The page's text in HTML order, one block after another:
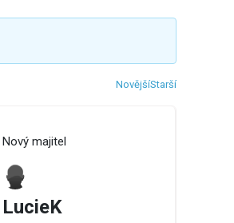
NovějšíStarší
Nový majitel
LucieK